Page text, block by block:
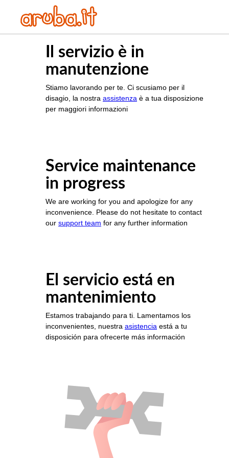
Il servizio è in
manutenzione
Stiamo lavorando per te. Ci scusiamo per il
disagio, la nostra assistenza è a tua disposizione
per maggiori informazioni
Service maintenance
in progress
We are working for you and apologize for any
inconvenience. Please do not hesitate to contact
our support team for any further information
El servicio está en
mantenimiento
Estamos trabajando para ti. Lamentamos los
inconvenientes, nuestra asistencia está a tu
disposición para ofrecerte más información